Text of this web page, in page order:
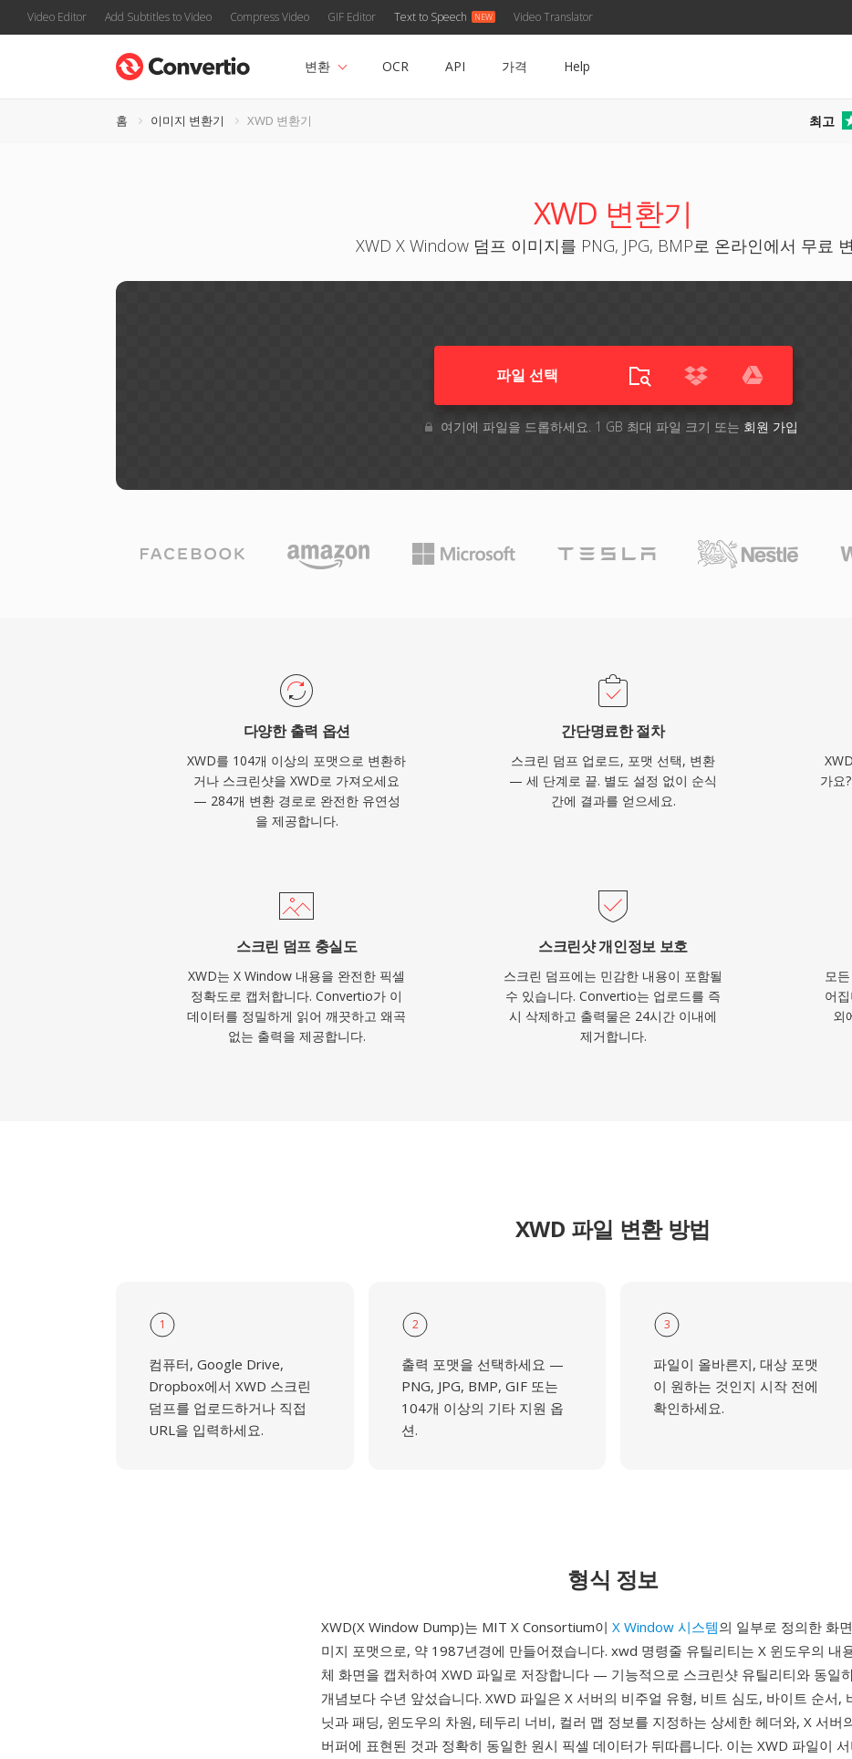
Video Editor Add Subtitles to Video Compress Video GIF Editor Text to Speech Video Translator
변환 OCR API 가격 Help
홈 이미지 변환기 XWD 변환기 최고
XWD 변환기
XWD X Window 덤프 이미지를 PNG, JPG, BMP로 온라인에서 무료
파일 선택
여기에 파일을 드롭하세요. 1 GB 최대 파일 크기 또는 회원 가입
다양한 출력 옵션
XWD를 104개 이상의 포맷으로 변환하
거나 스크린샷을 XWD로 가져오세요
— 284개 변환 경로로 완전한 유연성
을 제공합니다.
간단명료한 절차
스크린 덤프 업로드, 포맷 선택, 변환
— 세 단계로 끝. 별도 설정 없이 순식
간에 결과를 얻으세요.
가요
스크린 덤프 충실도
XWD는 X Window 내용을 완전한 픽셀
정확도로 캡처합니다. Convertio가 이
데이터를 정밀하게 읽어 깨끗하고 왜곡
없는 출력을 제공합니다.
스크린샷 개인정보 보호
스크린 덤프에는 민감한 내용이 포함될
수 있습니다. Convertio는 업로드를 즉
시 삭제하고 출력물은 24시간 이내에
제거합니다.
모
어
외
XWD 파일 변환 방법
1
컴퓨터, Google Drive,
Dropbox에서 XWD 스크린
덤프를 업로드하거나 직접
URL을 입력하세요.
2
출력 포맷을 선택하세요 —
PNG, JPG, BMP, GIF 또는
104개 이상의 기타 지원 옵
션.
3
파일이 올바른지, 대상 포맷
이 원하는 것인지 시작 전에
확인하세요.
형식 정보
XWD(X Window Dump)는 MIT X Consortium이 X Window 시스템의 일부로 정의한 화
미지 포맷으로, 약 1987년경에 만들어졌습니다. xwd 명령줄 유틸리티는 X 윈도우의 내
체 화면을 캡처하여 XWD 파일로 저장합니다 — 기능적으로 스크린샷 유틸리티와 동일
개념보다 수년 앞섰습니다. XWD 파일은 X 서버의 비주얼 유형, 비트 심도, 바이트 순서,
닛과 패딩, 윈도우의 차원, 테두리 너비, 컬러 맵 정보를 지정하는 상세한 헤더와, X 서버
버퍼에 표현된 것과 정확히 동일한 원시 픽셀 데이터가 뒤따릅니다. 이는 XWD 파일이